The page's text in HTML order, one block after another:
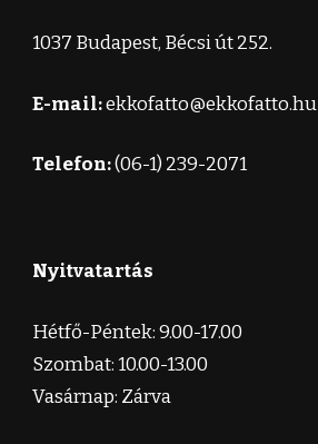
1037 Budapest, Bécsi út 252.
E-mail:ekkofatto@ekkofatto.hu
Telefon:(06-1) 239-2071
Nyitvatartás
Hétfő-Péntek: 9.00-17.00
Szombat: 10.00-13.00
Vasárnap: Zárva